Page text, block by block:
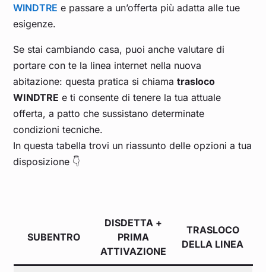
WINDTRE e passare a un’offerta più adatta alle tue
esigenze.
Se stai cambiando casa, puoi anche valutare di
portare con te la linea internet nella nuova
abitazione: questa pratica si chiamatrasloco
WINDTRE e ti consente di tenere la tua attuale
offerta, a patto che sussistano determinate
condizioni tecniche.
In questa tabella trovi un riassunto delle opzioni a tua
disposizione 👇
SUBENTRO
DISDETTA +
PRIMA
ATTIVAZIONE
TRASLOCO
DELLA LINEA